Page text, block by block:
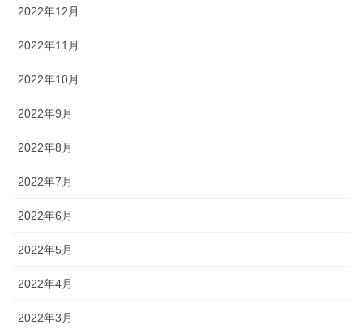
2022年12月
2022年11月
2022年10月
2022年9月
2022年8月
2022年7月
2022年6月
2022年5月
2022年4月
2022年3月